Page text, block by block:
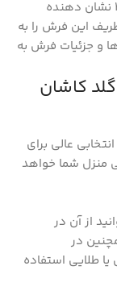
فرش 1500 و تراکم 4500 نشان ‌دهنده
این فرش را به
و جزئیات فرش به
عالی برای
منزل شما خواهد
از آن در
در
طلایی استفاده